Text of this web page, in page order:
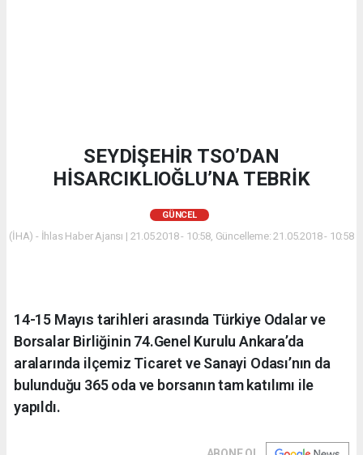
SEYDİŞEHİR TSO’DAN
HİSARCIKLIOĞLU’NA TEBRİK
GÜNCEL
(İHA) - İhlas Haber Ajansı | 21.05.2018 - 10:58, Güncelleme: 21.05.2018 - 10:58
14-15 Mayıs tarihleri arasında Türkiye Odalar ve
Borsalar Birliğinin 74.Genel Kurulu Ankara’da
aralarında ilçemiz Ticaret ve Sanayi Odası’nın da
bulunduğu 365 oda ve borsanın tam katılımı ile
yapıldı.